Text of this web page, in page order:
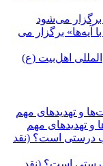
می‌شود
برگزار می
اهل‌بیت (ع)
و تهدیدهای مهم
درستی است؟ (نقد